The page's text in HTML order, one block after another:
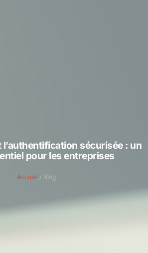
sécurisée : un
pour les entreprises
Accueil / Blog